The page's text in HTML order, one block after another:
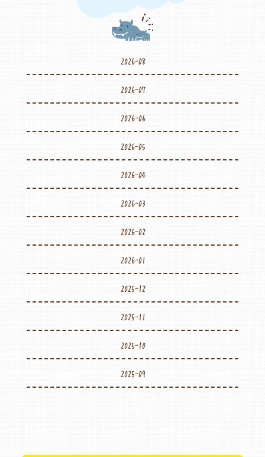
2026-08
2026-07
2026-06
2026-05
2026-04
2026-03
2026-02
2026-01
2025-12
2025-11
2025-10
2025-09